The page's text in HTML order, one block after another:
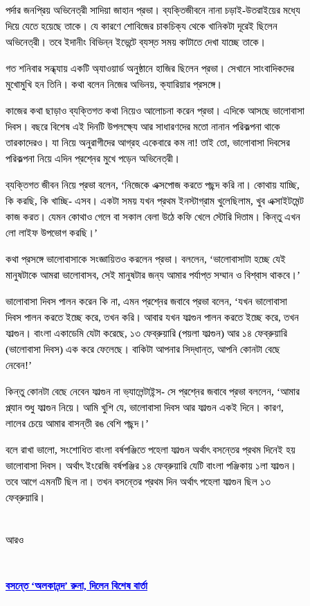
পর্দার জনপ্রিয় অভিনেত্রী সাদিয়া জাহান প্রভা। ব্যক্তিজীবনে নানা চড়াই-উতরাইয়ের মধ্যে
দিয়ে যেতে হয়েছে তাকে। যে কারণে শোবিজের চাকচিক্য থেকে খানিকটা দূরেই ছিলেন
অভিনেত্রী। তবে ইদানীং বিভিন্ন ইভেন্টে ব্যস্ত সময় কাটাতে দেখা যাচ্ছে তাকে।
গত শনিবার সন্ধ্যায় একটি অ্যাওয়ার্ড অনুষ্ঠানে হাজির ছিলেন প্রভা। সেখানে সাংবাদিকদের
মুখোমুখি হন তিনি। কথা বলেন নিজের অভিনয়, ক্যারিয়ার প্রসঙ্গে।
কাজের কথা ছাড়াও ব্যক্তিগত কথা নিয়েও আলোচনা করেন প্রভা। এদিকে আসছে ভালোবাসা
দিবস। বছরে বিশেষ এই দিনটি উপলক্ষ্যে আর সাধারণদের মতো নানান পরিকল্পনা থাকে
তারকাদেরও। যা নিয়ে অনুরাগীদের আগ্রহ একেবারে কম না! তাই তো, ভালোবাসা দিবসের
পরিকল্পনা নিয়ে এদিন প্রশ্নের মুখে পড়েন অভিনেত্রী।
ব্যক্তিগত জীবন নিয়ে প্রভা বলেন, ‘নিজেকে এক্সপোজ করতে পছন্দ করি না। কোথায় যাচ্ছি,
কি করছি, কি খাচ্ছি- এসব। একটা সময় যখন প্রথম ইনস্টাগ্রাম খুলেছিলাম, খুব এক্সাইটমেন্ট
কাজ করত। যেমন কোথাও গেলে বা সকাল বেলা উঠে কফি খেলে স্টোরি দিতাম। কিন্তু এখন
লো লাইফ উপভোগ করছি।’
কথা প্রসঙ্গে ভালোবাসাকে সংজ্ঞায়িতও করলেন প্রভা। বললেন, ‘ভালোবাসাটা হচ্ছে যেই
মানুষটাকে আমরা ভালোবাসব, সেই মানুষটার জন্য আমার পর্যাপ্ত সম্মান ও বিশ্বাস থাকবে।’
ভালোবাসা দিবস পালন করেন কি না, এমন প্রশ্নের জবাবে প্রভা বলেন, ‘যখন ভালোবাসা
দিবস পালন করতে ইচ্ছে করে, তখন করি। আবার যখন ফাল্গুন পালন করতে ইচ্ছে করে, তখন
ফাল্গুন। বাংলা একাডেমি যেটা করেছে, ১৩ ফেব্রুয়ারি (পয়লা ফাল্গুন) আর ১৪ ফেব্রুয়ারি
(ভালোবাসা দিবস) এক করে ফেলেছে। বাকিটা আপনার সিদ্ধান্ত, আপনি কোনটা বেছে
নেবেন!’
কিন্তু কোনটা বেছে নেবেন ফাল্গুন না ভ্যালেন্টাইন্স- সে প্রশ্নের জবাবে প্রভা বললেন, ‘আমার
প্ল্যান শুধু ফাল্গুন নিয়ে। আমি খুশি যে, ভালোবাসা দিবস আর ফাল্গুন একই দিনে। কারণ,
লালের চেয়ে আমার বাসন্তী রঙ বেশি পছন্দ।’
বলে রাখা ভালো, সংশোধিত বাংলা বর্ষপঞ্জিতে পহেলা ফাল্গুন অর্থাৎ বসন্তের প্রথম দিনেই হয়
ভালোবাসা দিবস। অর্থাৎ ইংরেজি বর্ষপঞ্জির ১৪ ফেব্রুয়ারি যেটি বাংলা পঞ্জিকায় ১লা ফাল্গুন।
তবে আগে এমনটি ছিল না। তখন বসন্তের প্রথম দিন অর্থাৎ পহেলা ফাল্গুন ছিল ১৩
ফেব্রুয়ারি।
আরও
বসন্তে ‘অলকানন্দ’ রুনা, দিলেন বিশেষ বার্তা